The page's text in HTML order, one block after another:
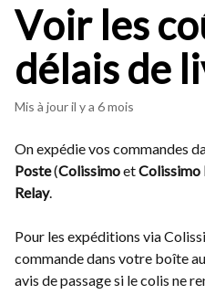
Voir les
délais de
Mis à jouril y a 6 mois
On expédie vos commandes
Poste(ColissimoetColissimo
Relay.
Pour les expéditions via
commande dans votre boîte
avis de passage si le colis ne